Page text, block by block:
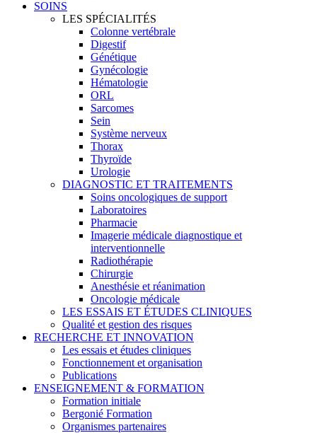
SOINS
LES SPÉCIALITÉS
Colonne vertébrale
Digestif
Génétique
Gynécologie
Hématologie
ORL
Sarcomes
Sein
Système nerveux
Thorax
Thyroïde
Urologie
DIAGNOSTIC ET TRAITEMENTS
Soins oncologiques de support
Laboratoires
Pharmacie
Imagerie médicale diagnostique et
interventionnelle
Radiothérapie
Chirurgie
Anesthésie et réanimation
Oncologie médicale
LES ESSAIS ET ÉTUDES CLINIQUES
Qualité et gestion des risques
RECHERCHE ET INNOVATION
Les essais et études cliniques
Fonctionnement et organisation
Publications
ENSEIGNEMENT & FORMATION
Formation initiale
Bergonié Formation
Organismes partenaires